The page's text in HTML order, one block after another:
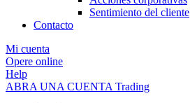
Sentimiento del cliente
Contacto
Mi cuenta
Opere online
Help
ABRA UNA CUENTA Trading